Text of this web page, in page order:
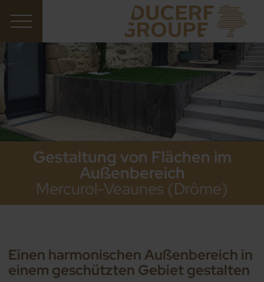
Gestaltung von Flächen im
Außenbereich
Mercurol-Veaunes (Drôme)
Einen harmonischen Außenbereich in
einem geschützten Gebiet gestalten